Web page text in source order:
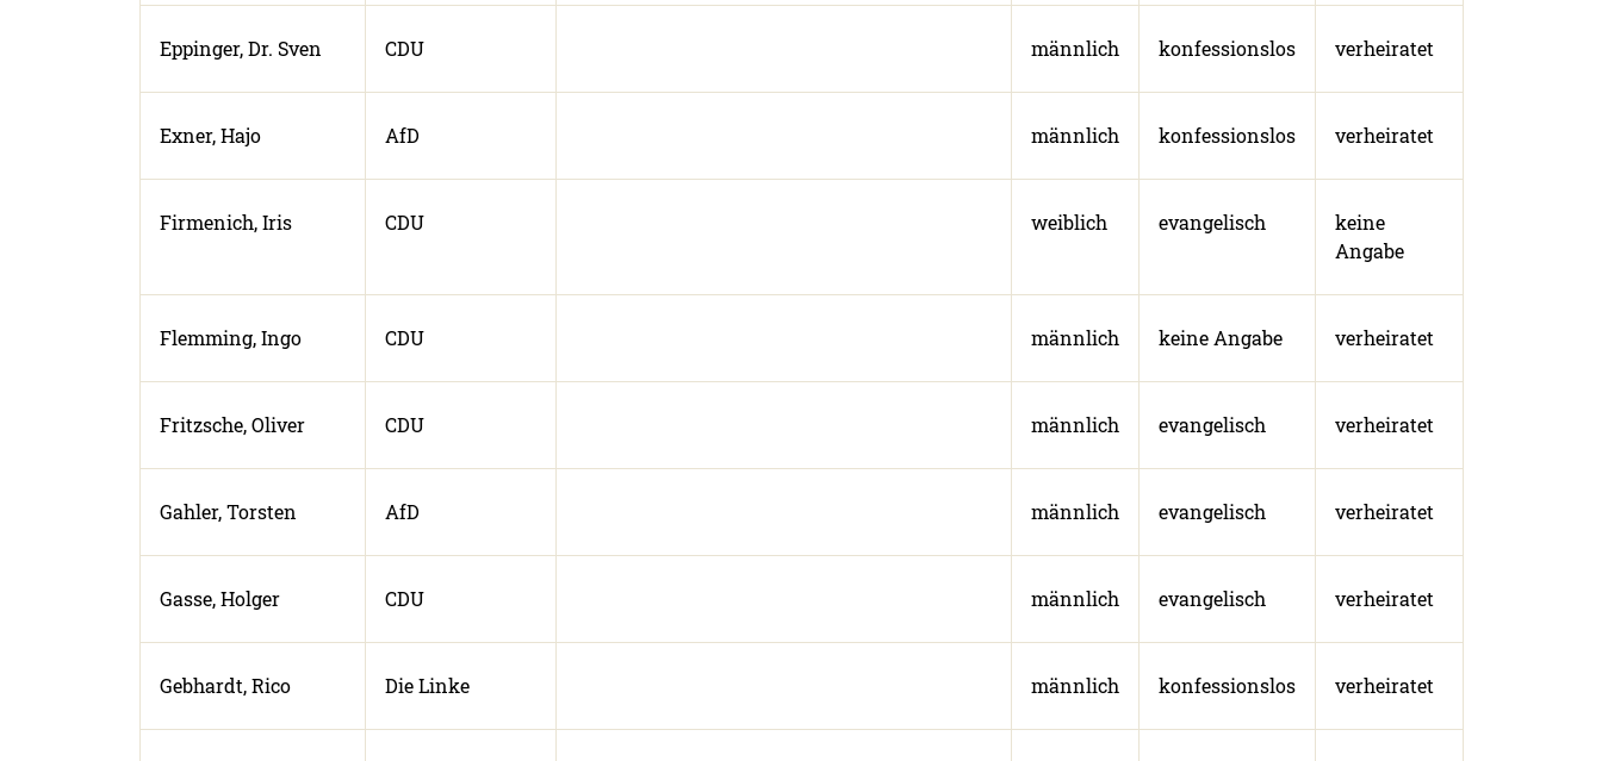
Eppinger, Dr. Sven CDU männlich konfessionslos verheiratet
Exner, Hajo AfD männlich konfessionslos verheiratet
Firmenich, Iris CDU weiblich evangelisch
keine
Angabe
Flemming, Ingo CDU männlich keine Angabe verheiratet
Fritzsche, Oliver CDU männlich evangelisch verheiratet
Gahler, Torsten AfD männlich evangelisch verheiratet
Gasse, Holger CDU männlich evangelisch verheiratet
Gebhardt, Rico Die Linke männlich konfessionslos verheiratet